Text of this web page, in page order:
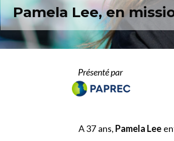
Pamela Lee, en
Présenté par
A 37 ans, Pamela Lee